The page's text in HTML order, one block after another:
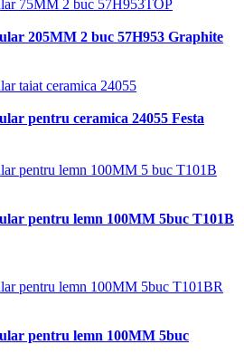
205MM 2 buc 57H953 Graphite
pentru ceramica 24055 Festa
pentru lemn 100MM 5buc T101B
pentru lemn 100MM 5buc